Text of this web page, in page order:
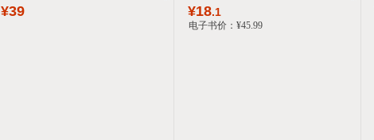
¥39 ¥18.1
电子书价： ¥45.99